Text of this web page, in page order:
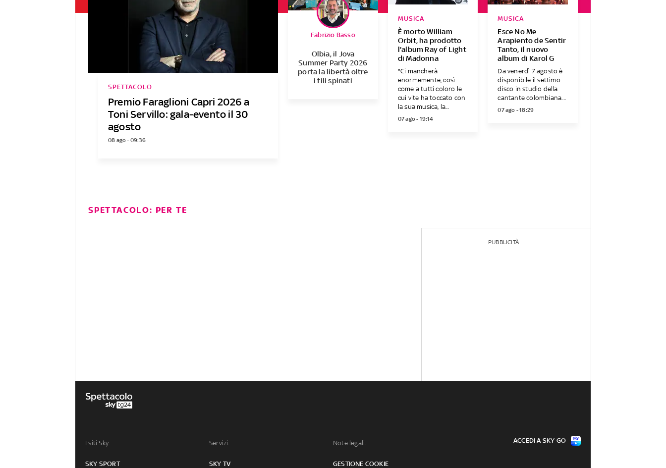
Premio Faraglioni Capri 2026 a
Toni Servillo: gala-evento il 30
agosto
SPETTACOLO
08 ago - 09:36
Olbia, il Jova
Summer Party 2026
porta la libertà oltre
i fili spinati
Fabrizio Basso
È morto William
Orbit, ha prodotto
l'album Ray of Light
di Madonna
MUSICA
"Ci mancherà
enormemente, così
come a tutti coloro le
cui vite ha toccato con
la sua musica, la...
07 ago - 19:14
Esce No Me
Arapiento de Sentir
Tanto, il nuovo
album di Karol G
MUSICA
Da venerdì 7 agosto è
disponibile il settimo
disco in studio della
cantante colombiana....
07 ago - 18:29
SPETTACOLO: PER TE
PUBBLICITÀ
I siti Sky:
SKY SPORT
Servizi:
SKY TV
Note legali:
GESTIONE COOKIE
ACCEDI A SKY GO